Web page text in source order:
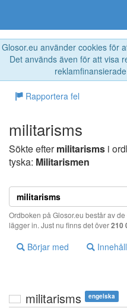
Glosor.eu använder cookies för
Det används även för att visa
Rapportera fel
militarisms
Sökte eftermilitarisms i
tyska: Militarismen
Ordboken på Glosor.eu består av
lägger in. Just nu finns det över210
Börjar med
militarisms engelska